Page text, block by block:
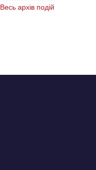
Весь архів подій